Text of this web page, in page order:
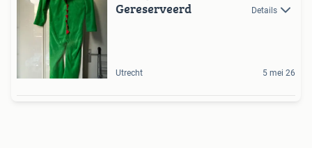
Gereserveerd Details
Utrecht 5 mei 26